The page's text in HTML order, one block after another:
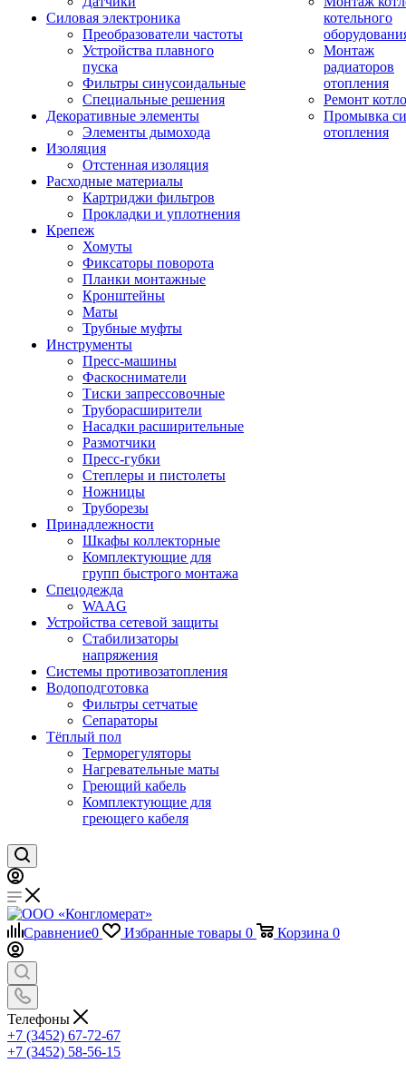
Силовая электроника
Преобразователи частоты
Устройства плавного
пуска
Фильтры синусоидальные
Специальные решения
Декоративные элементы
Элементы дымохода
Изоляция
Отстенная изоляция
Расходные материалы
Картриджи фильтров
Прокладки и уплотнения
Крепеж
Хомуты
Фиксаторы поворота
Планки монтажные
Кронштейны
Маты
Трубные муфты
Инструменты
Пресс-машины
Фаскосниматели
Тиски запрессовочные
Труборасширители
Насадки расширительные
Размотчики
Пресс-губки
Степлеры и пистолеты
Ножницы
Труборезы
Принадлежности
Шкафы коллекторные
Комплектующие для
групп быстрого монтажа
Спецодежда
WAAG
Устройства сетевой защиты
Стабилизаторы
напряжения
Системы противозатопления
Водоподготовка
Фильтры сетчатые
Сепараторы
Тёплый пол
Терморегуляторы
Нагревательные маты
Греющий кабель
Комплектующие для
греющего кабеля
котельного
Монтаж
радиаторов
отопления
Ремонт
Промывка
отопления
Сравнение0 Избранные товары 0 Корзина 0
Телефоны
+7 (3452) 67-72-67
+7 (3452) 58-56-15